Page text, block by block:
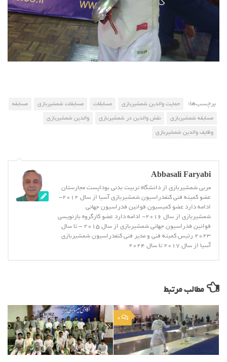
برچسب‌ها: حمایت والدین شمشیربازی مسابقات مسابقات شمشیربازی
مسابقه
مسابقه شمشیربازی
نقش والدین در شمشیربازی
والدین شمشیربازی
وظایف والدین شمشیربازی
Abbasali Faryabi
مربی شمشیربازی از دانشگاه تربیت بدنی بوداپست مجارستان
عضو کمیته فنی کنفدراسیون شمشیربازی آسیا از سال 2012-
ادامه دارد عضو کمیسیون قوانین فدراسیون جهانی
شمشیربازی از سال 2016- ادامه دارد عضو کارگروه بازنویسی
قوانین فدراسیون جهانی شمشیربازی از سال 2015 - تا سال
2023 رئیس کمیته فنی و مدیر فنی کنفدراسیون شمشیربازی
آسیا از سال 2017 تا سال 2024
مطالب مرتبط
0